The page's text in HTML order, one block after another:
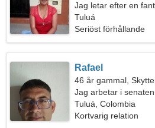
Jag letar efter en
Tuluá
Seriöst förhållande
Rafael
46 år gammal,
Jag arbetar i
kvinna
Tuluá, Colombia
Kortvarig relation